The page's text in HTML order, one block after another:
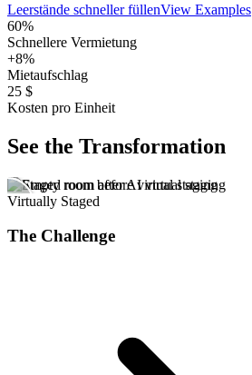
Leerstände schneller füllenView Examples
60%
Schnellere Vermietung
+8%
Mietaufschlag
25 $
Kosten pro Einheit
See the Transformation
Virtually Staged
The Challenge